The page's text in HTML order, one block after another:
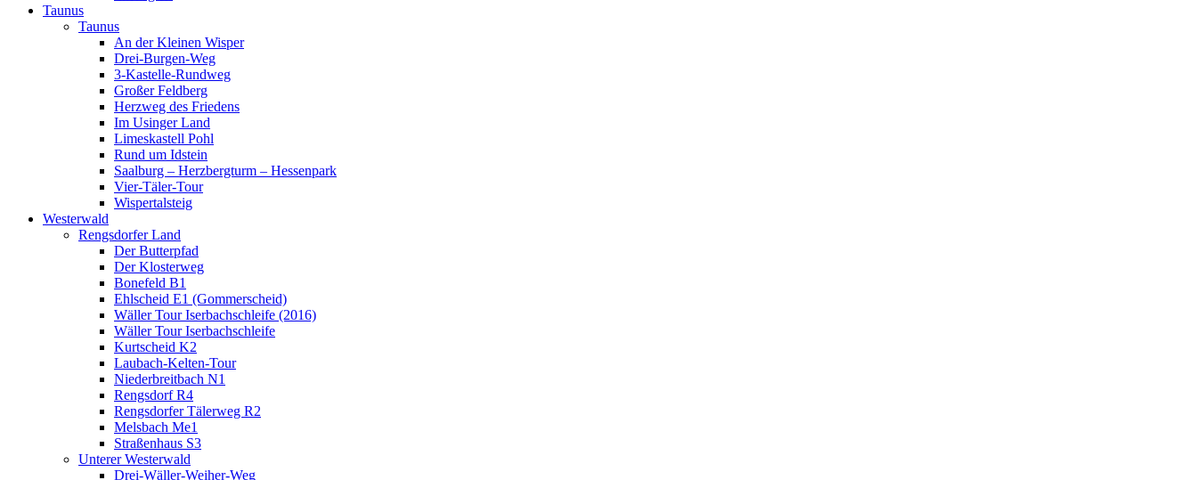
Taunus
Taunus
An der Kleinen Wisper
Drei-Burgen-Weg
3-Kastelle-Rundweg
Großer Feldberg
Herzweg des Friedens
Im Usinger Land
Limeskastell Pohl
Rund um Idstein
Saalburg – Herzbergturm – Hessenpark
Vier-Täler-Tour
Wispertalsteig
Westerwald
Rengsdorfer Land
Der Butterpfad
Der Klosterweg
Bonefeld B1
Ehlscheid E1 (Gommerscheid)
Wäller Tour Iserbachschleife (2016)
Wäller Tour Iserbachschleife
Kurtscheid K2
Laubach-Kelten-Tour
Niederbreitbach N1
Rengsdorf R4
Rengsdorfer Tälerweg R2
Melsbach Me1
Straßenhaus S3
Unterer Westerwald
Drei-Wäller-Weiher-Weg